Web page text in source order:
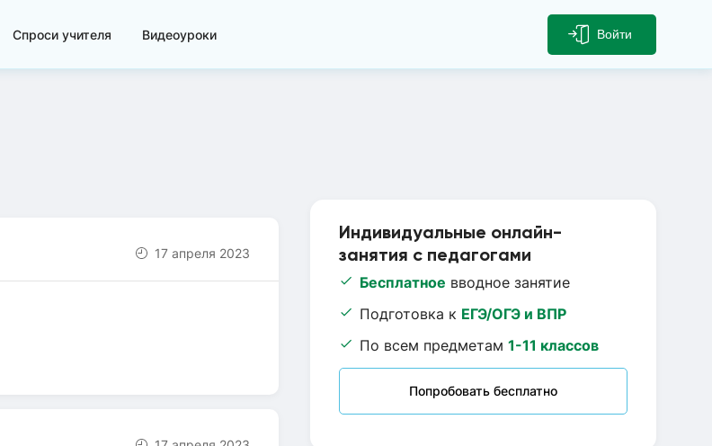
Спроси учителя Видеоуроки Войти
Индивидуальные онлайн-
занятия с педагогами
Бесплатное вводное занятие
Подготовка к ЕГЭ/ОГЭ и ВПР
По всем предметам 1-11 классов
Попробовать бесплатно
17 апреля 2023